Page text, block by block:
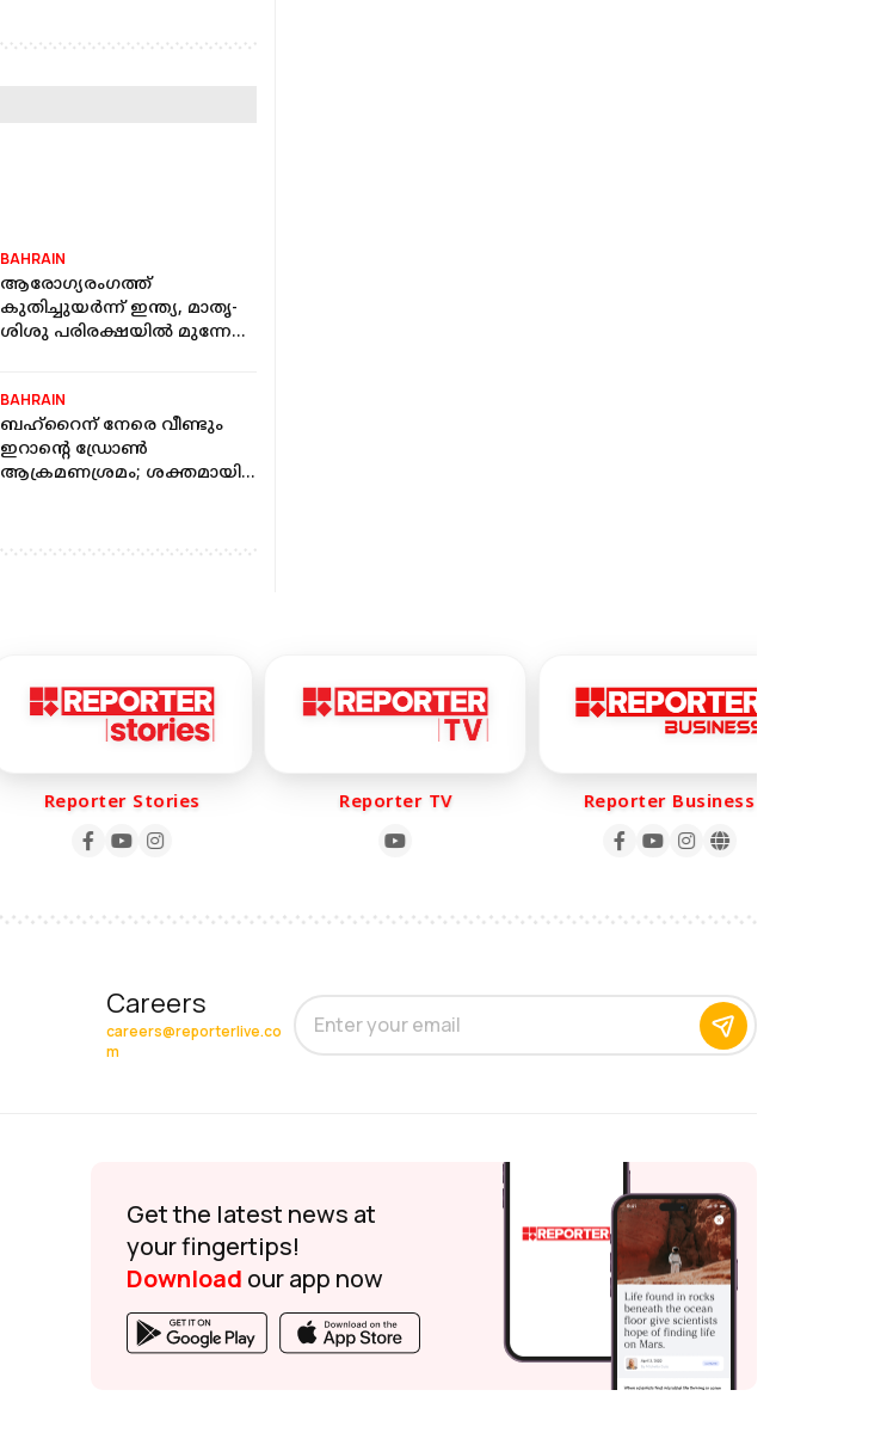
BAHRAIN
ആരോഗ്യരംഗത്ത്
കുതിച്ചുയർന്ന് ഇന്ത്യ, മാതൃ-
ശിശു പരിരക്ഷയിൽ മുന്നേറ്റം;
BAHRAIN
ബഹ്‌റൈന് നേരെ വീണ്ടും
ഇറാന്റെ ഡ്രോൺ
ആക്രമണശ്രമം; ശക്തമായി
Reporter Stories Reporter TV Reporter Business
Careers
careers@reporterlive.co
m
Get the latest news at
your fingertips!
Download our app now